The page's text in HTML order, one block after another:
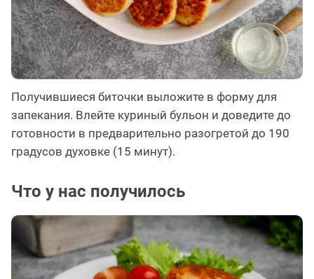
Получившиеся биточки выложите в форму для
запекания. Влейте куриный бульон и доведите до
готовности в предварительно разогретой до 190
градусов духовке (15 минут).
Что у нас получилось